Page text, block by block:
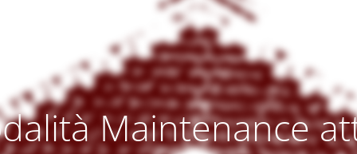
Maintenance